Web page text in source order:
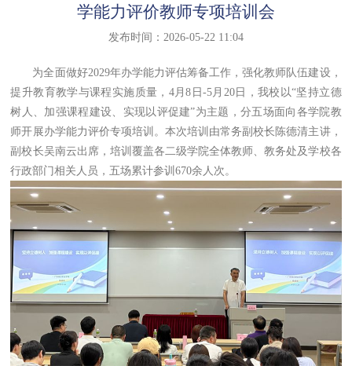
学能力评价教师专项培训会
发布时间：2026-05-22 11:04
为全面做好2029年办学能力评估筹备工作，强化教师队伍建设，
提升教育教学与课程实施质量，4月8日-5月20日，我校以“坚持立德
树人、加强课程建设、实现以评促建”为主题，分五场面向各学院教
师开展办学能力评价专项培训。本次培训由常务副校长陈德清主讲，
副校长吴南云出席，培训覆盖各二级学院全体教师、教务处及学校各
行政部门相关人员，五场累计参训670余人次。